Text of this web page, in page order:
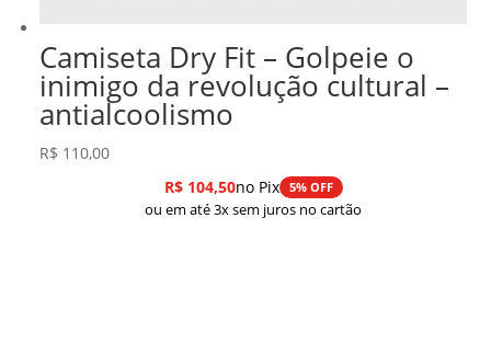
Camiseta Dry Fit – Golpeie o
inimigo da revolução cultural –
antialcoolismo
R$ 110,00
R$104,50no Pix 5% OFF
ou em até 3x sem juros no cartão